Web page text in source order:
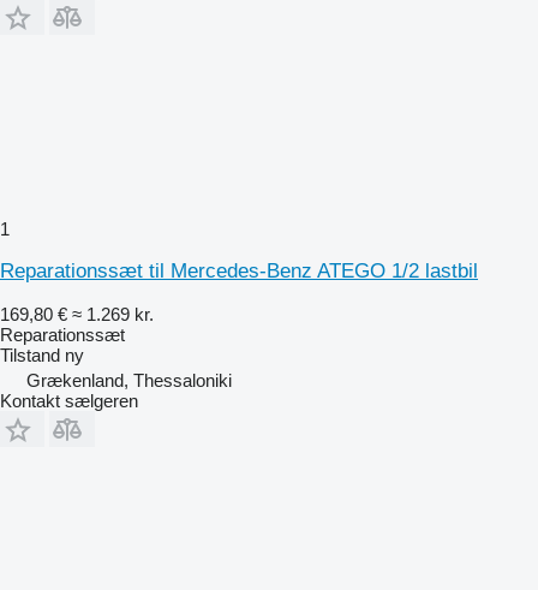
1
Reparationssæt til Mercedes-Benz ATEGO 1/2 lastbil
169,80 € ≈ 1.269 kr.
Reparationssæt
Tilstand ny
Grækenland, Thessaloniki
Kontakt sælgeren